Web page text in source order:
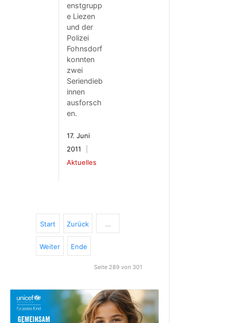
enstgrupp
e Liezen
und der
Polizei
Fohnsdorf
konnten
zwei
Seriendieb
innen
ausforsch
en.
17. Juni
2011
Aktuelles
Start Zurück …
Weiter Ende
Seite 289 von 301